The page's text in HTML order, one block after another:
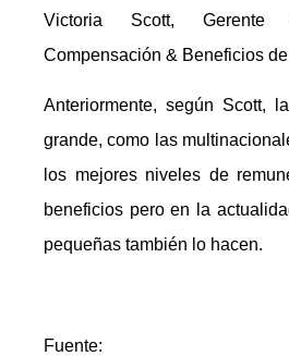
Victoria Scott,
Compensación & Beneficios
Anteriormente, según Scott,
grande, como las
los mejores niveles de
beneficios pero en la
pequeñas también lo hacen.
Fuente: